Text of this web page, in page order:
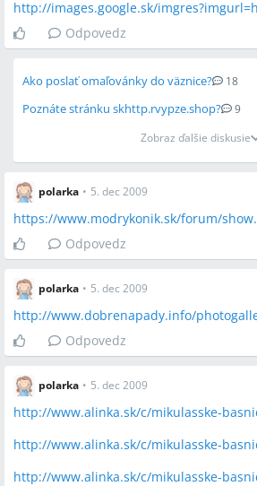
http://images.google.sk/
Odpovedz
Ako poslať omaľovánky do väznice? 18
Poznáte stránku skhttp.rvypze.shop?
9
Zobraz ďalšie diskusie
polarka • 5. dec 2009
https://www.modrykonik.sk/forum/
Odpovedz
polarka • 5. dec 2009
http://www.dobrenapady.info/
Odpovedz
polarka • 5. dec 2009
http://www.alinka.sk/c/mikulasske-
http://www.alinka.sk/c/mikulasske-
http://www.alinka.sk/c/mikulasske-